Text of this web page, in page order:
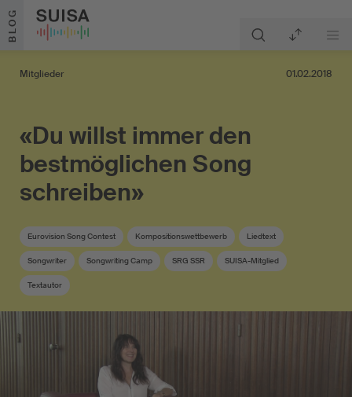
Zum Inhalt springen
BLOG
Mitglieder 01.02.2018
«Du willst immer den
bestmöglichen Song
schreiben»
Eurovision Song Contest Kompositionswettbewerb Liedtext
Songwriter Songwriting Camp SRG SSR SUISA-Mitglied
Textautor